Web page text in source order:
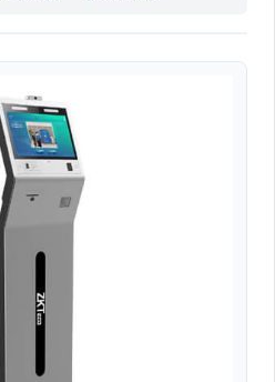
(Biometric Reader)